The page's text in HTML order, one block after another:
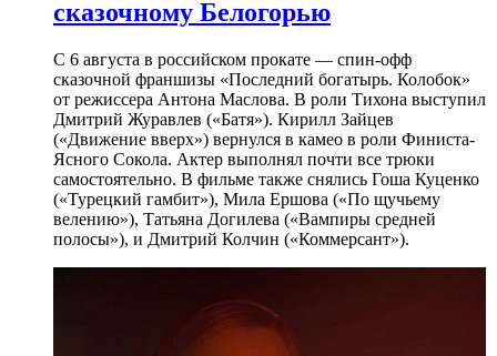
сказочному Белогорью
С 6 августа в российском прокате — спин-офф
сказочной франшизы «Последний богатырь. Колобок»
от режиссера Антона Маслова. В роли Тихона выступил
Дмитрий Журавлев («Батя»). Кирилл Зайцев
(«Движение вверх») вернулся в камео в роли Финиста-
Ясного Сокола. Актер выполнял почти все трюки
самостоятельно. В фильме также снялись Гоша Куценко
(«Турецкий гамбит»), Мила Ершова («По щучьему
велению»), Татьяна Догилева («Вампиры средней
полосы»), и Дмитрий Колчин («Коммерсант»).